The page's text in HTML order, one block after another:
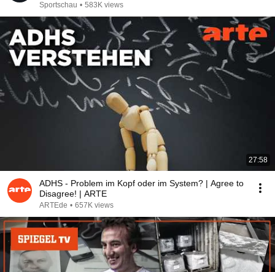
Sportschau • 583K views
27:58
ADHS - Problem im Kopf oder im System? | Agree to
Disagree! | ARTE
ARTEde • 657K views